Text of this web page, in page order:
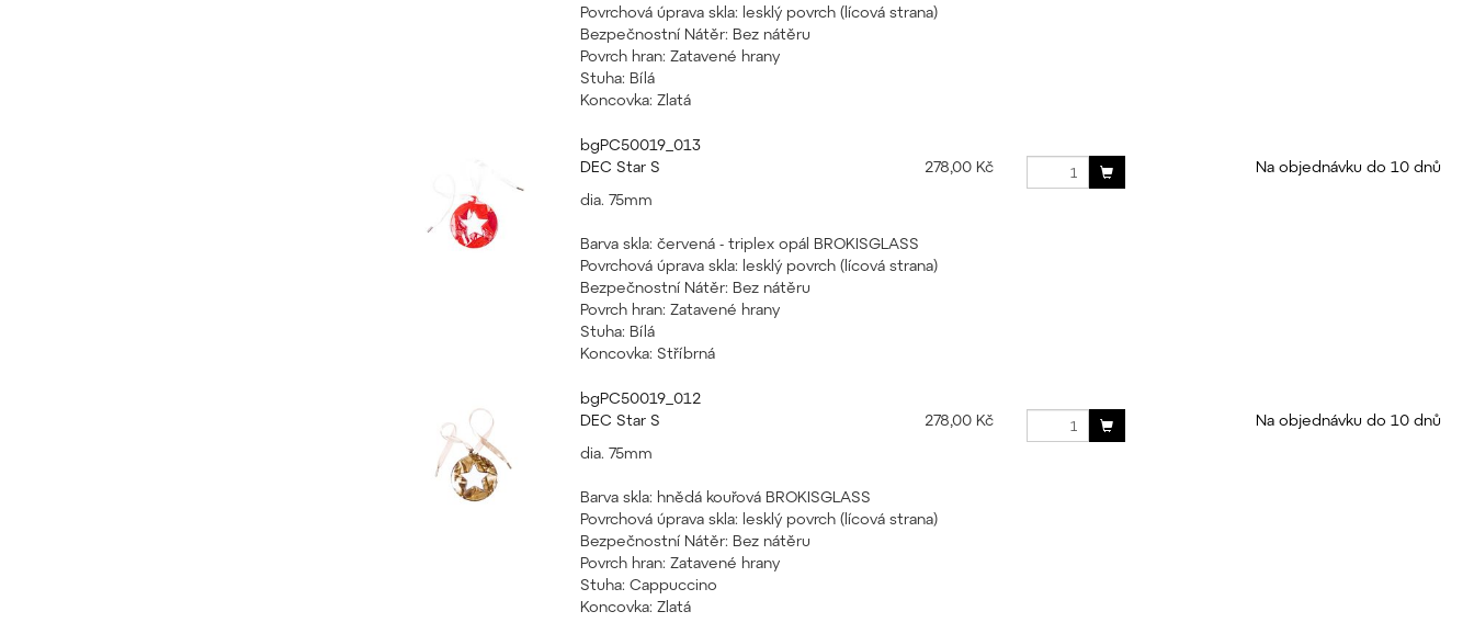
Povrchová úprava skla: lesklý povrch (lícová strana)
Bezpečnostní Nátěr: Bez nátěru
Povrch hran: Zatavené hrany
Stuha: Bílá
Koncovka: Zlatá
bgPC50019_013
DEC Star S
278,00 Kč
Na objednávku do 10 dnů
dia. 75mm
Barva skla: červená - triplex opál BROKISGLASS
Povrchová úprava skla: lesklý povrch (lícová strana)
Bezpečnostní Nátěr: Bez nátěru
Povrch hran: Zatavené hrany
Stuha: Bílá
Koncovka: Stříbrná
bgPC50019_012
DEC Star S
278,00 Kč
Na objednávku do 10 dnů
dia. 75mm
Barva skla: hnědá kouřová BROKISGLASS
Povrchová úprava skla: lesklý povrch (lícová strana)
Bezpečnostní Nátěr: Bez nátěru
Povrch hran: Zatavené hrany
Stuha: Cappuccino
Koncovka: Zlatá